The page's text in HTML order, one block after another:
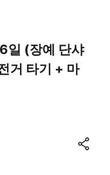
일 (장예 단샤
거 타기 + 마